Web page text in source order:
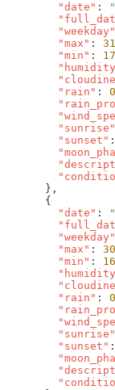
        "date"
:
        "weekday"
        "max"
: 31
        "min"
: 17
        "rain"
:
        "sunrise"
        "sunset"
        "date"
:
        "weekday"
        "max"
: 30
        "min"
: 16
        "rain"
: 0
        "sunrise"
        "sunset"